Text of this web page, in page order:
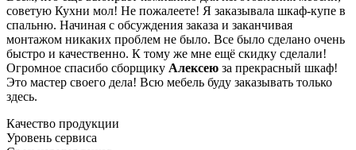
советую Кухни мол! Не пожалеете! Я заказывала шкаф-купе в
спальню. Начиная с обсуждения заказа и заканчивая
монтажом никаких проблем не было. Все было сделано очень
быстро и качественно. К тому же мне ещё скидку сделали!
Огромное спасибо сборщику Алексею за прекрасный шкаф!
Это мастер своего дела! Всю мебель буду заказывать только
здесь.
Качество продукции
Уровень сервиса